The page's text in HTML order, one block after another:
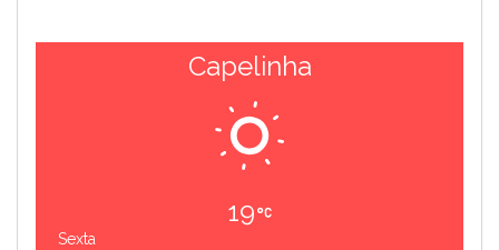
Capelinha
19
Sexta